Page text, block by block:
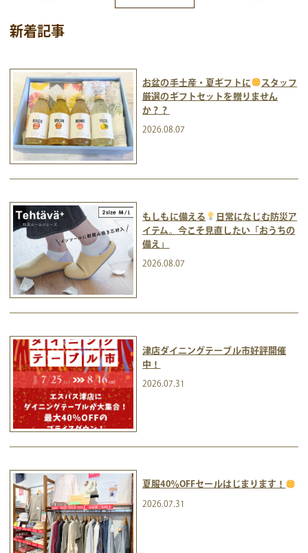
新着記事
お盆の手土産・夏ギフトに
スタッフ
厳選のギフトセットを贈りません
か？？
2026.08.07
もしもに備える
日常になじむ防災ア
イテム。今こそ見直したい「おうちの
備え」
2026.08.07
津店ダイニングテーブル市好評開催
中！
2026.07.31
夏服40％OFFセールはじまります！
2026.07.31